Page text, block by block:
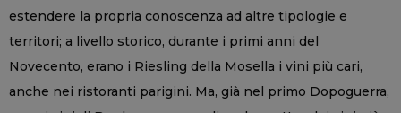
estendere la propria conoscenza ad altre tipologie e
territori; a livello storico, durante i primi anni del
Novecento, erano i Riesling della Mosella i vini più cari,
anche nei ristoranti parigini. Ma, già nel primo Dopoguerra,